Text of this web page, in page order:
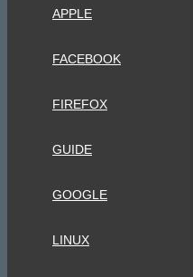
APPLE
FACEBOOK
FIREFOX
GUIDE
GOOGLE
LINUX